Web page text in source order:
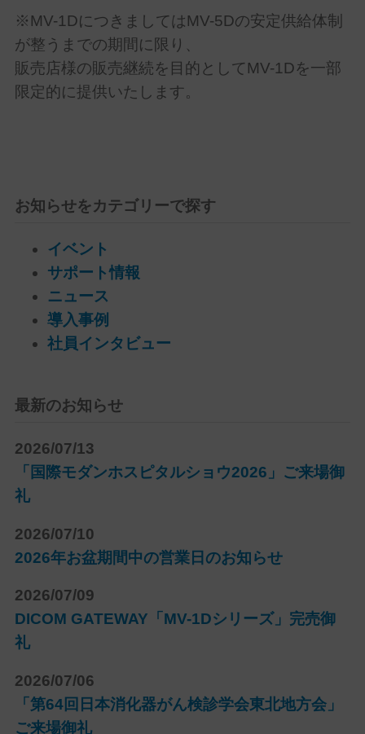
※MV-1DにつきましてはMV-5Dの安定供給体制
が整うまでの期間に限り、
販売店様の販売継続を目的としてMV-1Dを一部
限定的に提供いたします。
お知らせをカテゴリーで探す
イベント
サポート情報
ニュース
導入事例
社員インタビュー
最新のお知らせ
2026/07/13
「国際モダンホスピタルショウ2026」ご来場御
礼
2026/07/10
2026年お盆期間中の営業日のお知らせ
2026/07/09
DICOM GATEWAY「MV-1Dシリーズ」完売御
礼
2026/07/06
「第64回日本消化器がん検診学会東北地方会」
ご来場御礼